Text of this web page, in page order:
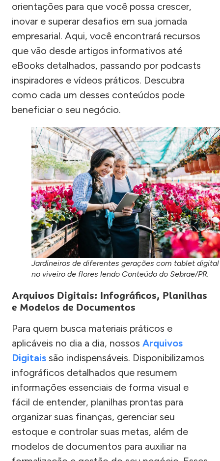
orientações para que você possa crescer,
inovar e superar desafios em sua jornada
empresarial. Aqui, você encontrará recursos
que vão desde artigos informativos até
eBooks detalhados, passando por podcasts
inspiradores e vídeos práticos. Descubra
como cada um desses conteúdos pode
beneficiar o seu negócio.
Jardineiros de diferentes gerações com tablet digital
no viveiro de flores lendo Conteúdo do Sebrae/PR.
Arquivos Digitais: Infográficos, Planilhas
e Modelos de Documentos
Para quem busca materiais práticos e
aplicáveis no dia a dia, nossos Arquivos
Digitais são indispensáveis. Disponibilizamos
infográficos detalhados que resumem
informações essenciais de forma visual e
fácil de entender, planilhas prontas para
organizar suas finanças, gerenciar seu
estoque e controlar suas metas, além de
modelos de documentos para auxiliar na